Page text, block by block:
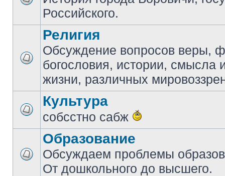
Российского.
Религия
Обсуждение вопросов веры,
богословия, истории, смысла
жизни, различных
Культура
собсстно сабж
Образование
Обсуждаем проблемы
От дошкольного до высшего.